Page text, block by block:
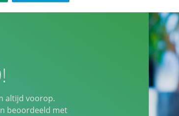
altijd voorop.
beoordeeld met